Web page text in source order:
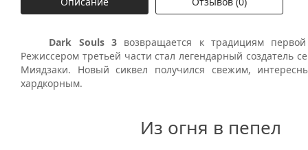
Dark Souls 3 возвращается к традициям
Режиссером третьей части стал легендарный создатель
Миядзаки. Новый сиквел получился свежим,
хардкорным.
Из огня в пепел